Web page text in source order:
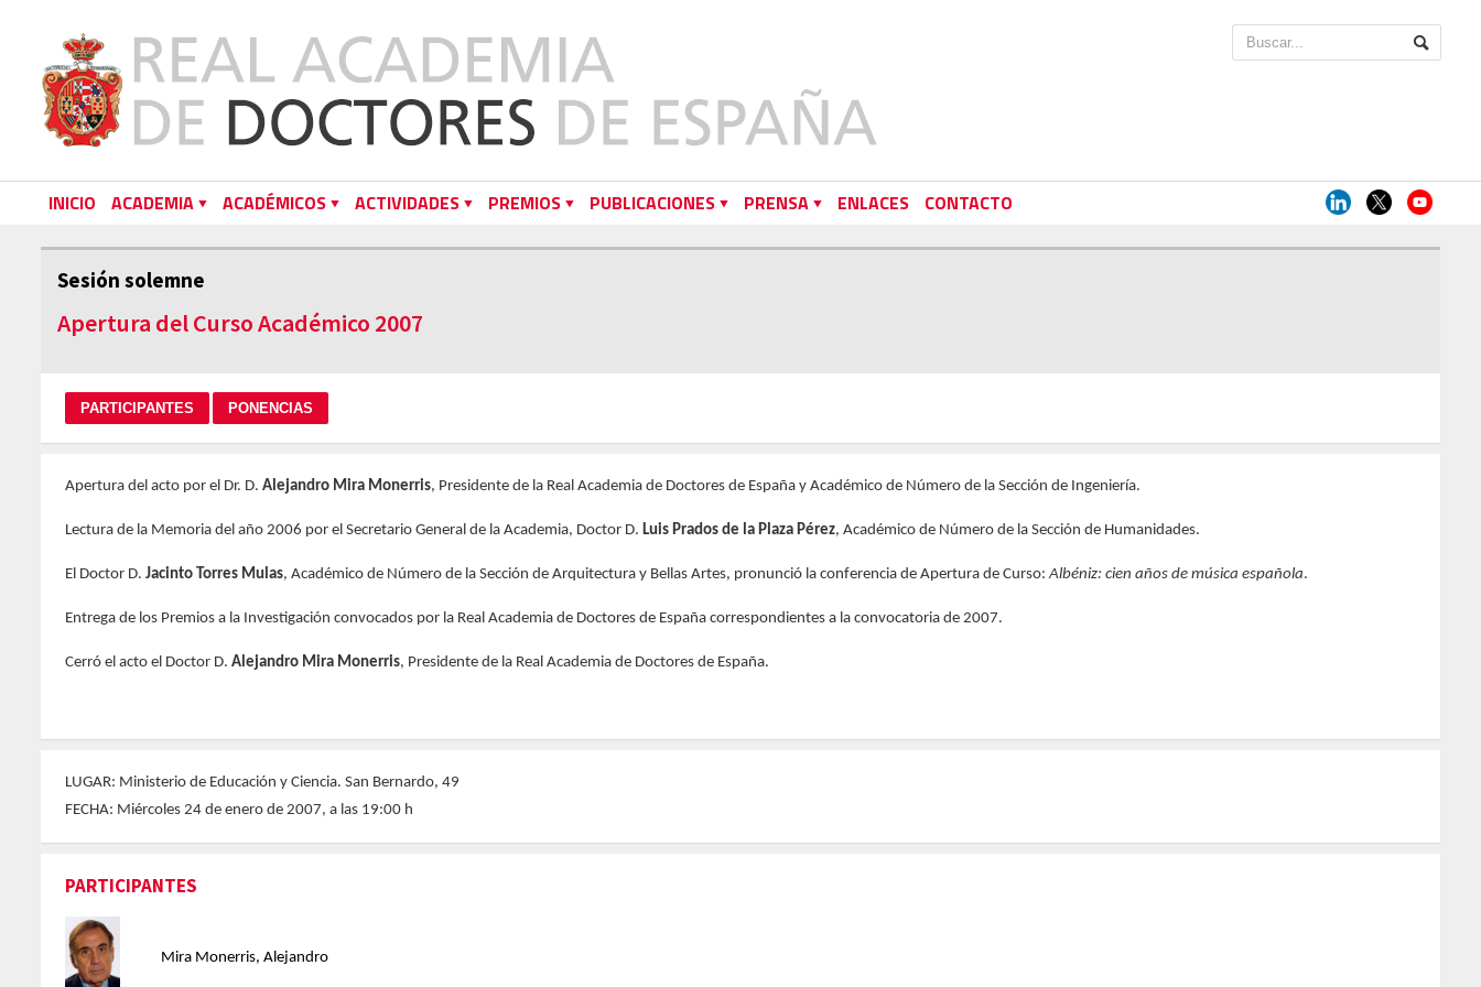
INICIO ACADEMIA ACADÉMICOS ACTIVIDADES PREMIOS PUBLICACIONES PRENSA ENLACES CONTACTO
Sesión solemne
Apertura del Curso Académico 2007
Apertura del acto por el Dr. D. Alejandro Mira Monerris, Presidente de la Real Academia de Doctores de España y Académico de Número de la Sección de Ingeniería.
Lectura de la Memoria del año 2006 por el Secretario General de la Academia, Doctor D. Luis Prados de la Plaza Pérez, Académico de Número de la Sección de Humanidades.
El Doctor D. Jacinto Torres Mulas, Académico de Número de la Sección de Arquitectura y Bellas Artes, pronunció la conferencia de Apertura de Curso:Albéniz: cien años de música española.
Entrega de los Premios a la Investigación convocados por la Real Academia de Doctores de España correspondientes a la convocatoria de 2007.
Cerró el acto el Doctor D. Alejandro Mira Monerris, Presidente de la Real Academia de Doctores de España.
LUGAR: Ministerio de Educación y Ciencia. San Bernardo, 49
FECHA: Miércoles 24 de enero de 2007, a las 19:00 h
PARTICIPANTES
Mira Monerris, Alejandro